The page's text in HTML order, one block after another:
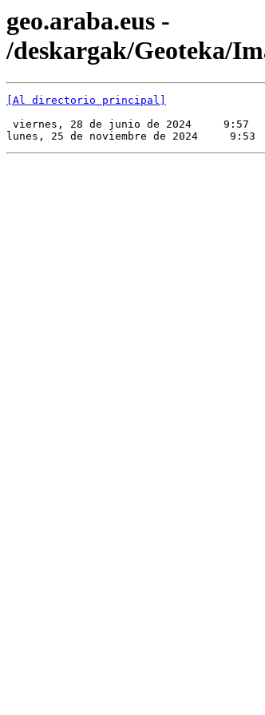
geo.araba.eus -
/deskargak/Geoteka/
[Al directorio principal]
viernes, 28 de junio de 2024
lunes, 25 de noviembre de 2024